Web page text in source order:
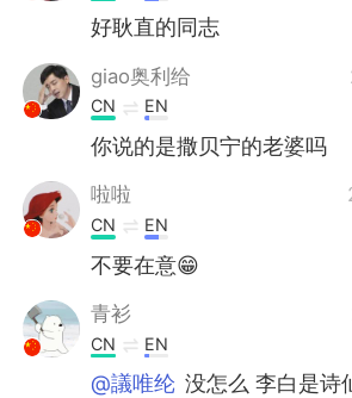
好耿直的同志
giao奥利给
CN EN
你说的是撒贝宁的老婆吗
啦啦
CN EN
不要在意😁
青衫
CN EN
@議唯纶 没怎么 李白是诗